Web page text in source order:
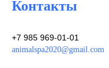
Контакты
+7 985 969-01-01
animalspa2020@gmail.com